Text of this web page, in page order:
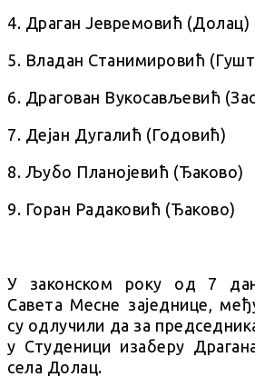
4. Драган Јевремовић (Долац)
5. Владан Станимировић
6. Драгован Вукосављевић
7. Дејан Дугалић (Годовић)
8. Љубо Планојевић (Ђаково)
9. Горан Радаковић (Ђаково)
У законском року од 7
Савета Месне заједнице,
су одлучили да за
у Студеници изаберу
села Долац.